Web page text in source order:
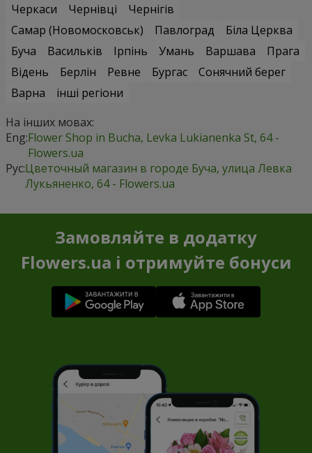
Черкаси
Чернівці
Чернігів
Самар (Новомосковськ)
Павлоград
Біла Церква
Буча
Васильків Ірпінь Умань Варшава
Прага
Відень
Берлін Ревне Бургас
Сонячний берег
Варна
інші регіони
На інших мовах:
Eng:Flower Shop in Bucha, Levka Lukianenka St, 64 -
Flowers.ua
Рус:Цветочный магазин в городе Буча, улица Левка
Лукьяненко, 64 - Flowers.ua
Замовляйте в додатку
Flowers.ua і отримуйте бонуси